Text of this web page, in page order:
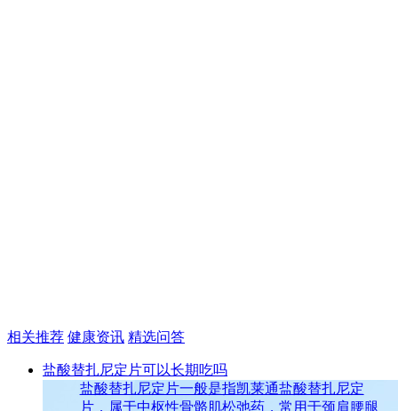
相关推荐 健康资讯 精选问答
盐酸替扎尼定片可以长期吃吗
盐酸替扎尼定片一般是指凯莱通盐酸替扎尼定
片，属于中枢性骨骼肌松弛药，常用于颈肩腰腿